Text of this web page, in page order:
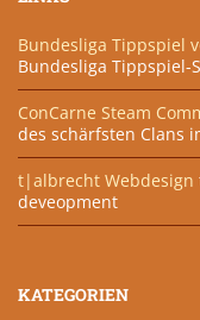
Bundesliga Tippspiel
Bundesliga Tippspiel-
ConCarne Steam
des schärfsten Clans
t|albrecht Webdesign
deveopment
KATEGORIEN